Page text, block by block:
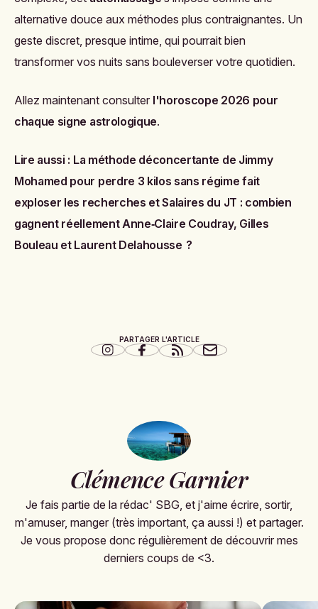
alternative douce aux méthodes plus contraignantes. Un
geste discret, presque intime, qui pourrait bien
transformer vos nuits sans bouleverser votre quotidien.
Allez maintenant consulter l'horoscope 2026 pour
chaque signe astrologique.
Lire aussi : La méthode déconcertante de Jimmy
Mohamed pour perdre 3 kilos sans régime fait
exploser les recherches etSalaires du JT : combien
gagnent réellement Anne‑Claire Coudray, Gilles
Bouleau et Laurent Delahousse ?
PARTAGER L'ARTICLE
Clémence Garnier
Je fais partie de la rédac' SBG, et j'aime écrire, sortir,
m'amuser, manger (très important, ça aussi !) et partager.
Je vous propose donc régulièrement de découvrir mes
derniers coups de <3.